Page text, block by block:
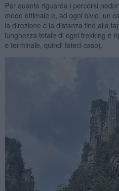
Per quanto riguarda i percorsi
modo ottimale e, ad ogni bivio, un
la direzione e la distanza fino alla
lunghezza totale di ogni trekking è
e terminale, quindi fateci caso).